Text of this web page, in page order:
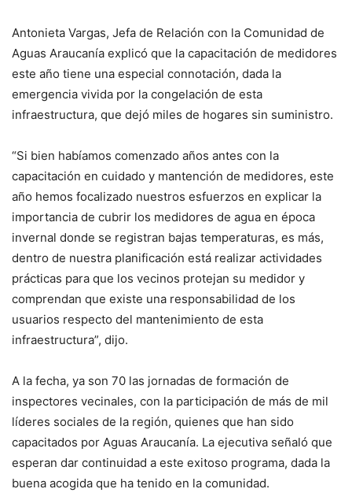
Antonieta Vargas, Jefa de Relación con la Comunidad de
Aguas Araucanía explicó que la capacitación de medidores
este año tiene una especial connotación, dada la
emergencia vivida por la congelación de esta
infraestructura, que dejó miles de hogares sin suministro.
“Si bien habíamos comenzado años antes con la
capacitación en cuidado y mantención de medidores, este
año hemos focalizado nuestros esfuerzos en explicar la
importancia de cubrir los medidores de agua en época
invernal donde se registran bajas temperaturas, es más,
dentro de nuestra planificación está realizar actividades
prácticas para que los vecinos protejan su medidor y
comprendan que existe una responsabilidad de los
usuarios respecto del mantenimiento de esta
infraestructura”, dijo.
A la fecha, ya son 70 las jornadas de formación de
inspectores vecinales, con la participación de más de mil
líderes sociales de la región, quienes que han sido
capacitados por Aguas Araucanía. La ejecutiva señaló que
esperan dar continuidad a este exitoso programa, dada la
buena acogida que ha tenido en la comunidad.